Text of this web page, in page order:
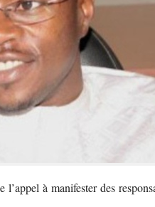
à manifester des